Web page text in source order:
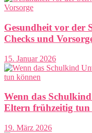
Gesundheit vor der
Checks und
15. Januar 2026
Wenn das
Eltern frühzeitig tun
19. März 2026